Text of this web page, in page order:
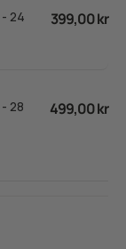
- 24 399,00 kr
- 28 499,00 kr